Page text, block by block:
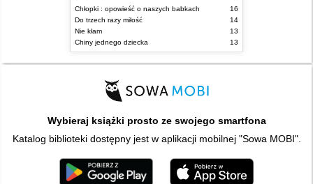
Chłopki : opowieść o naszych babkach
16
Do trzech razy miłość
14
Nie kłam
13
Chiny jednego dziecka
13
Wybieraj książki prosto ze swojego smartfona
Katalog biblioteki dostępny jest w aplikacji mobilnej "Sowa MOBI".